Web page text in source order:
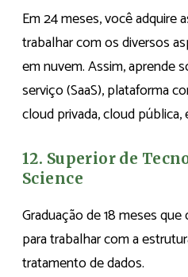
Em 24 meses, você adquire
trabalhar com os diversos
em nuvem. Assim, aprende
serviço (SaaS), plataforma
cloud privada, cloud
12. Superior de
Science
Graduação de 18 meses
para trabalhar com a
tratamento de dados.